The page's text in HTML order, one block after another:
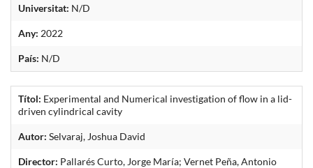
Universitat: N/D
Any: 2022
País: N/D
Títol: Experimental and Numerical investigation of flow in a lid-
driven cylindrical cavity
Autor: Selvaraj, Joshua David
Director: Pallarés Curto, Jorge María; Vernet Peña, Antonio